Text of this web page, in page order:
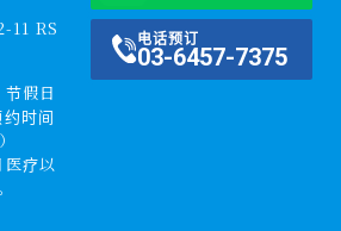
11 RS
假日
时间
医疗以
电话预订
03-6457-7375